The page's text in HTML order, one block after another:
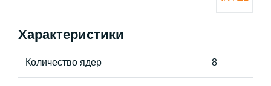
Характеристики
Количество ядер 8